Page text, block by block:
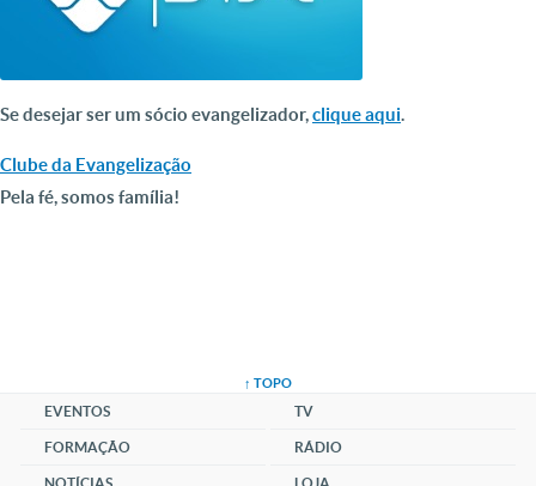
Se desejar ser um sócio evangelizador,clique aqui.
Clube da Evangelização
Pela fé, somos família!
↑ TOPO
EVENTOS
FORMAÇÃO
TV
RÁDIO